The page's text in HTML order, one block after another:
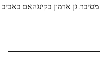
גן ארמון בקינגהאם